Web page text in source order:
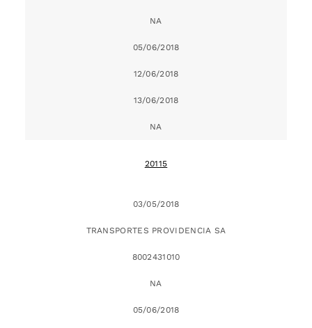
NA
05/06/2018
12/06/2018
13/06/2018
NA
20115
03/05/2018
TRANSPORTES PROVIDENCIA SA
8002431010
NA
05/06/2018